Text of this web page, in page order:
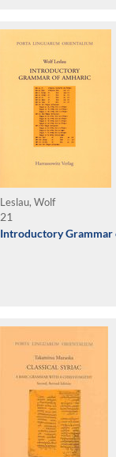
Leslau, Wolf
21
Introductory Grammar